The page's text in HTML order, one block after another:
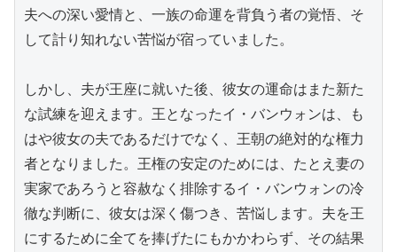
夫への深い愛情と、一族の命運を背負う者の覚悟、そ
して計り知れない苦悩が宿っていました。
しかし、夫が王座に就いた後、彼女の運命はまた新た
な試練を迎えます。王となったイ・バンウォンは、も
はや彼女の夫であるだけでなく、王朝の絶対的な権力
者となりました。王権の安定のためには、たとえ妻の
実家であろうと容赦なく排除するイ・バンウォンの冷
徹な判断に、彼女は深く傷つき、苦悩します。夫を王
にするために全てを捧げたにもかかわらず、その結果